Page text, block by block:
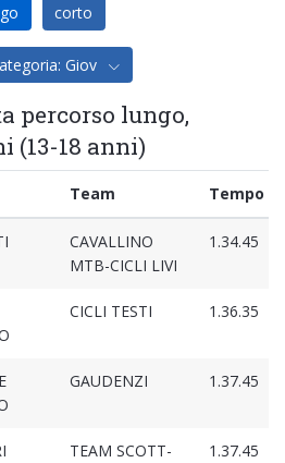
corto
Giov
percorso lungo,
(13-18 anni)
Team Tempo
CAVALLINO
MTB-CICLI LIVI
1.34.45
CICLI TESTI 1.36.35
GAUDENZI 1.37.45
TEAM SCOTT-
1.37.45